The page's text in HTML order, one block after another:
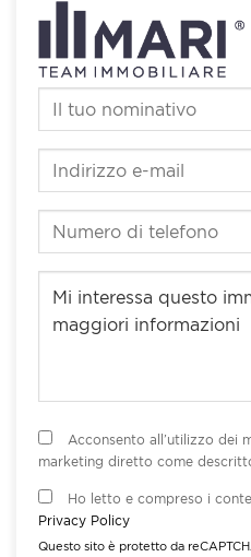
Acconsento all’utilizzo dei
marketing diretto come
Ho letto e compreso i
Privacy Policy
Questo sito è protetto da